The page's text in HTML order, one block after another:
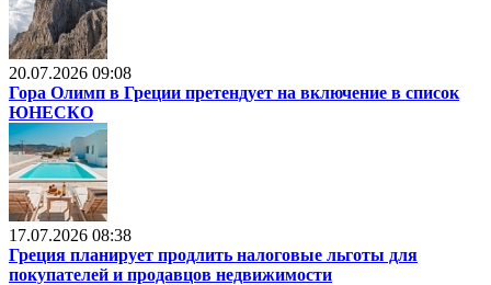
20.07.2026 09:08
Гора Олимп в Греции претендует на включение в список
ЮНЕСКО
17.07.2026 08:38
Греция планирует продлить налоговые льготы для
покупателей и продавцов недвижимости